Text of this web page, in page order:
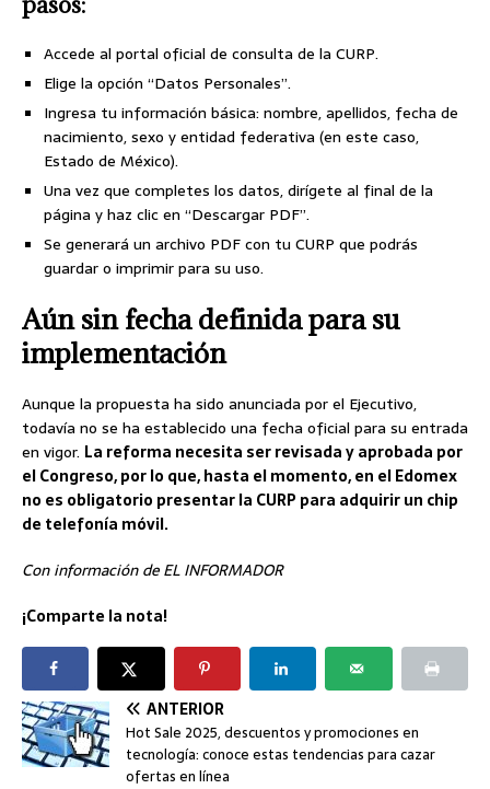
Accede al portal oficial de consulta de la CURP.
Elige la opción “Datos Personales”.
Ingresa tu información básica: nombre, apellidos, fecha de
nacimiento, sexo y entidad federativa (en este caso,
Estado de México).
Una vez que completes los datos, dirígete al final de la
página y haz clic en “Descargar PDF”.
Se generará un archivo PDF con tu CURP que podrás
guardar o imprimir para su uso.
Aún sin fecha definida para su
implementación
Aunque la propuesta ha sido anunciada por el Ejecutivo,
todavía no se ha establecido una fecha oficial para su entrada
en vigor. La reforma necesita ser revisada y aprobada por
el Congreso, por lo que, hasta el momento, en el Edomex
no es obligatorio presentar la CURP para adquirir un chip
de telefonía móvil.
Con información de EL INFORMADOR
¡Comparte la nota!
ANTERIOR
Hot Sale 2025, descuentos y promociones en
tecnología: conoce estas tendencias para cazar
ofertas en línea